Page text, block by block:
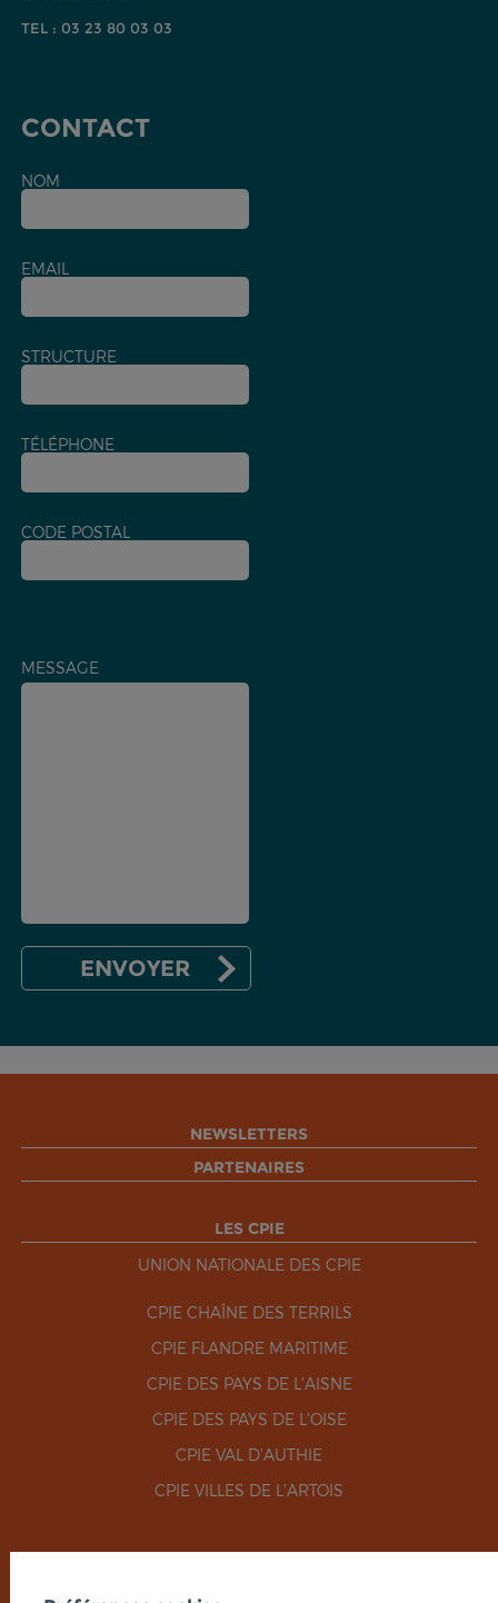
TEL : 03 23 80 03 03
CONTACT
NOM
EMAIL
STRUCTURE
TÉLÉPHONE
CODE POSTAL
MESSAGE
NEWSLETTERS
PARTENAIRES
LES CPIE
UNION NATIONALE DES CPIE
CPIE CHAÎNE DES TERRILS
CPIE FLANDRE MARITIME
CPIE DES PAYS DE L'AISNE
CPIE DES PAYS DE L'OISE
CPIE VAL D'AUTHIE
CPIE VILLES DE L'ARTOIS